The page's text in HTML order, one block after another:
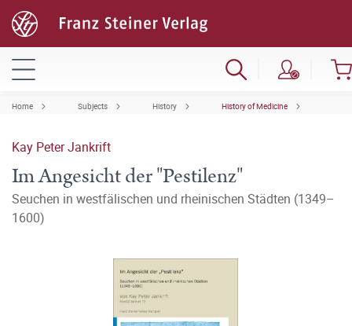
Home Subjects History History of Medicine
Kay Peter Jankrift
Im Angesicht der "Pestilenz"
Seuchen in westfälischen und rheinischen Städten (1349–
1600)